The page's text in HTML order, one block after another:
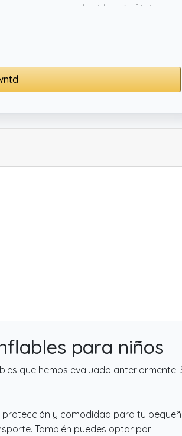
para hacer la vida más fácil sin
para niños
que hemos evaluado anteriormente.
y comodidad para tu
También puedes optar por